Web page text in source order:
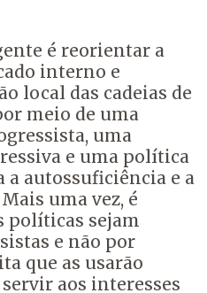
é reorientar a
interno e
local das cadeias de
meio de uma
uma
e uma política
a autossuficiência e a
uma vez, é
políticas sejam
e não por
que as usarão
aos interesses